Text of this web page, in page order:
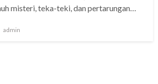
misteri, teka-teki, dan pertarungan…
admin